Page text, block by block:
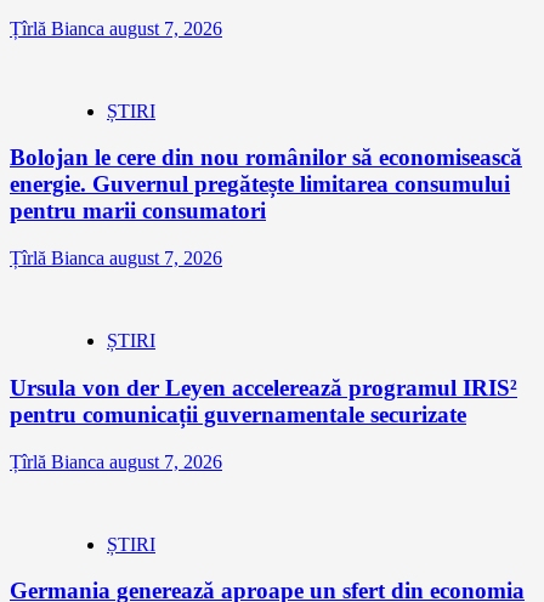
Țîrlă Bianca august 7, 2026
ȘTIRI
Bolojan le cere din nou românilor să economisească
energie. Guvernul pregătește limitarea consumului
pentru marii consumatori
Țîrlă Bianca august 7, 2026
ȘTIRI
Ursula von der Leyen accelerează programul IRIS²
pentru comunicații guvernamentale securizate
Țîrlă Bianca august 7, 2026
ȘTIRI
Germania generează aproape un sfert din economia